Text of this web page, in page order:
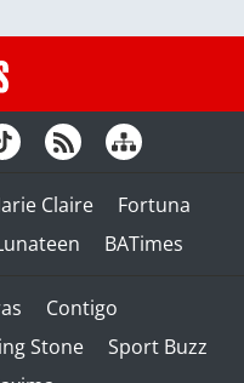
Claire
Fortuna
BATimes
Contigo
Stone
Sport Buzz